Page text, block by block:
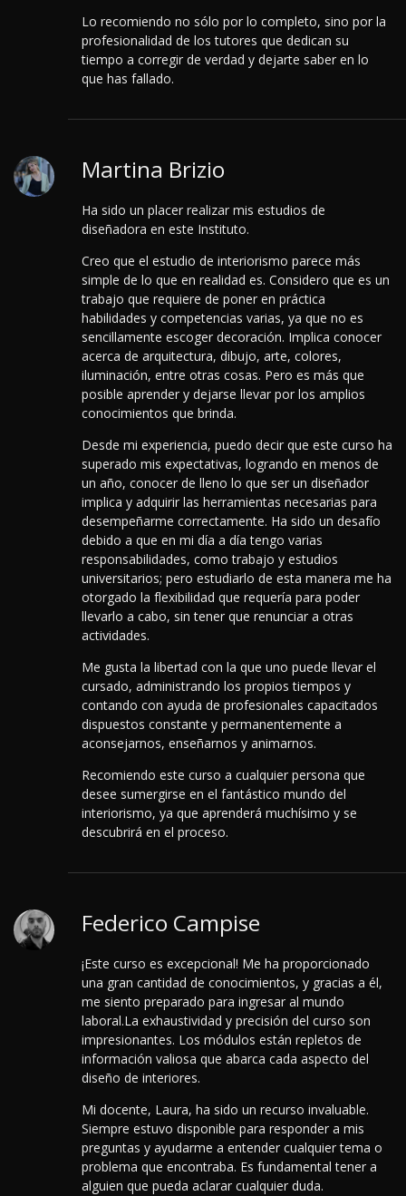
Lo recomiendo no sólo por lo completo, sino por la
profesionalidad de los tutores que dedican su
tiempo a corregir de verdad y dejarte saber en lo
que has fallado.
Martina Brizio
Ha sido un placer realizar mis estudios de
diseñadora en este Instituto.
Creo que el estudio de interiorismo parece más
simple de lo que en realidad es. Considero que es un
trabajo que requiere de poner en práctica
habilidades y competencias varias, ya que no es
sencillamente escoger decoración. Implica conocer
acerca de arquitectura, dibujo, arte, colores,
iluminación, entre otras cosas. Pero es más que
posible aprender y dejarse llevar por los amplios
conocimientos que brinda.
Desde mi experiencia, puedo decir que este curso ha
superado mis expectativas, logrando en menos de
un año, conocer de lleno lo que ser un diseñador
implica y adquirir las herramientas necesarias para
desempeñarme correctamente. Ha sido un desafío
debido a que en mi día a día tengo varias
responsabilidades, como trabajo y estudios
universitarios; pero estudiarlo de esta manera me ha
otorgado la flexibilidad que requería para poder
llevarlo a cabo, sin tener que renunciar a otras
actividades.
Me gusta la libertad con la que uno puede llevar el
cursado, administrando los propios tiempos y
contando con ayuda de profesionales capacitados
dispuestos constante y permanentemente a
aconsejarnos, enseñarnos y animarnos.
Recomiendo este curso a cualquier persona que
desee sumergirse en el fantástico mundo del
interiorismo, ya que aprenderá muchísimo y se
descubrirá en el proceso.
Federico Campise
¡Este curso es excepcional! Me ha proporcionado
una gran cantidad de conocimientos, y gracias a él,
me siento preparado para ingresar al mundo
laboral.La exhaustividad y precisión del curso son
impresionantes. Los módulos están repletos de
información valiosa que abarca cada aspecto del
diseño de interiores.
Mi docente, Laura, ha sido un recurso invaluable.
Siempre estuvo disponible para responder a mis
preguntas y ayudarme a entender cualquier tema o
problema que encontraba. Es fundamental tener a
alguien que pueda aclarar cualquier duda.